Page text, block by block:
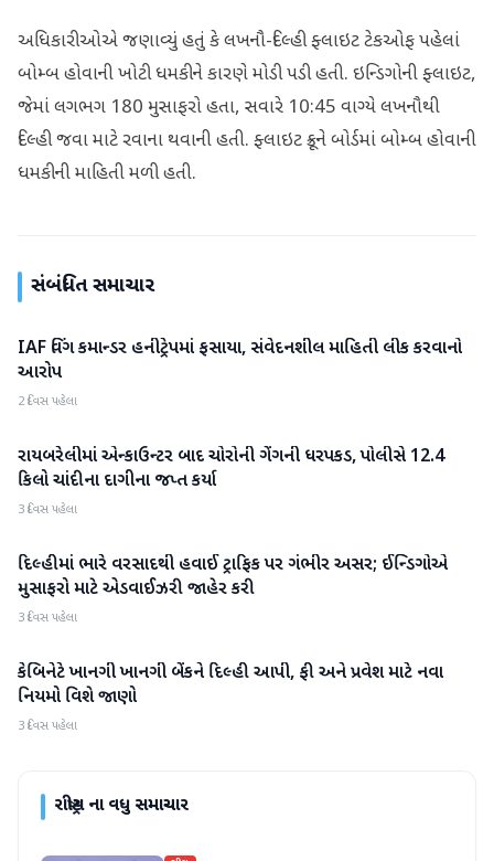
અધિકારીઓએ જણાવ્યું હતું કે લખનૌ-દિલ્હી ફ્લાઇટ ટેકઓફ પહેલાં
બોમ્બ હોવાની ખોટી ધમકીને કારણે મોડી પડી હતી. ઇન્ડિગોની ફ્લાઇટ,
જેમાં લગભગ 180 મુસાફરો હતા, સવારે 10:45 વાગ્યે લખનૌથી
દિલ્હી જવા માટે રવાના થવાની હતી. ફ્લાઇટ ક્રૂને બોર્ડમાં બોમ્બ હોવાની
ધમકીની માહિતી મળી હતી.
સંબંધિત સમાચાર
રાષ્ટ્રીય
IAF વિંગ કમાન્ડર હનીટ્રેપમાં ફસાયા, સંવેદનશીલ માહિતી લીક કરવાનો
આરોપ
2 દિવસ પહેલા
રાષ્ટ્રીય
રાયબરેલીમાં એન્કાઉન્ટર બાદ ચોરોની ગેંગની ધરપકડ, પોલીસે 12.4
કિલો ચાંદીના દાગીના જપ્ત કર્યા
3 દિવસ પહેલા
રાષ્ટ્રીય
દિલ્હીમાં ભારે વરસાદથી હવાઈ ટ્રાફિક પર ગંભીર અસર; ઈન્ડિગોએ
મુસાફરો માટે એડવાઈઝરી જાહેર કરી
3 દિવસ પહેલા
રાષ્ટ્રીય
કેબિનેટે ખાનગી ખાનગી બેંકને દિલ્હી આપી, ફી અને પ્રવેશ માટે નવા
નિયમો વિશે જાણો
3 દિવસ પહેલા
રાષ્ટ્રીયના વધુ સમાચાર